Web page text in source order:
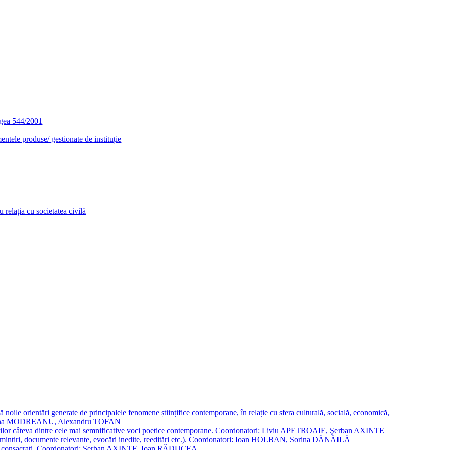
544/2001
produse/ gestionate de instituție
relația cu societatea civilă
noile orientări generate de principalele fenomene științifice contemporane, în relație cu sfera culturală, socială, economică,
MODREANU, Alexandru TOFAN
câteva dintre cele mai semnificative voci poetice contemporane. Coordonatori: Liviu APETROAIE, Şerban AXINTE
documente relevante, evocări inedite, reeditări etc.). Coordonatori: Ioan HOLBAN, Sorina DĂNĂILĂ